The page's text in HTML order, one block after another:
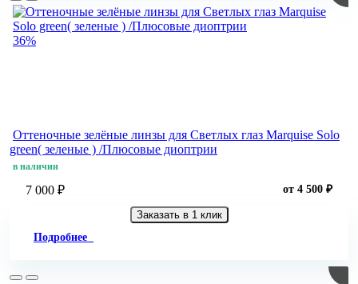
36%
Оттеночные зелёные линзы для Светлых глаз Marquise Solo
green( зеленые ) /Плюсовые диоптрии
в наличии
7 000 ₽ от 4 500 ₽
Заказать в 1 клик
Подробнее